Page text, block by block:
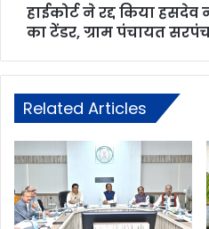
हाईकोर्ट ने रद्द किया हसदेव
का टेंडर, ग्राम पंचायत
Related Articles